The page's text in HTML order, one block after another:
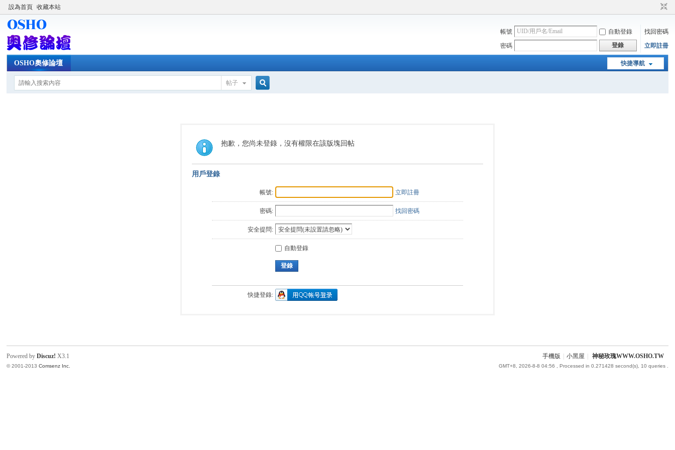
設為首頁 收藏本站
帳號 自動登錄
找回密碼
密碼
登錄 立即註冊
快捷導航
OSHO奧修論壇
帖子
索
抱歉，您尚未登錄，沒有權限在該版塊回帖
用戶登錄
帳號: 立即註冊
密碼: 找回密碼
安全提問:
自動登錄
登錄
快捷登錄:
手機版 小黑屋 神秘玫瑰WWW.OSHO.TW
GMT+8, 2026-8-8 04:56 , Processed in 0.271428 second(s), 10 queries .
Powered byDiscuz! X3.1
© 2001-2013Comsenz Inc.